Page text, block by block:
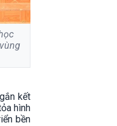
kết
hình
bền